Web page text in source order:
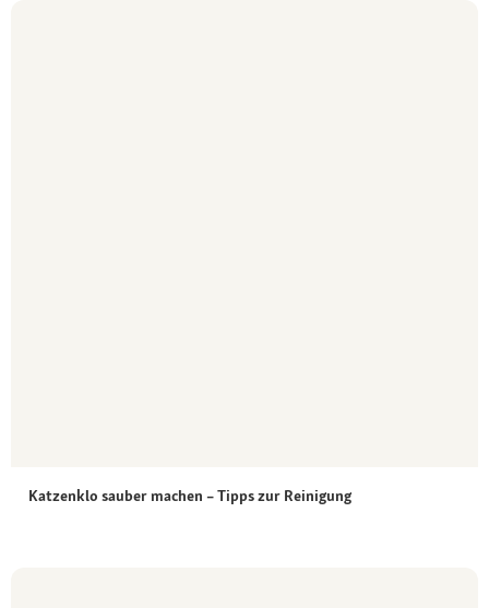
Katzenklo sauber machen – Tipps zur Reinigung